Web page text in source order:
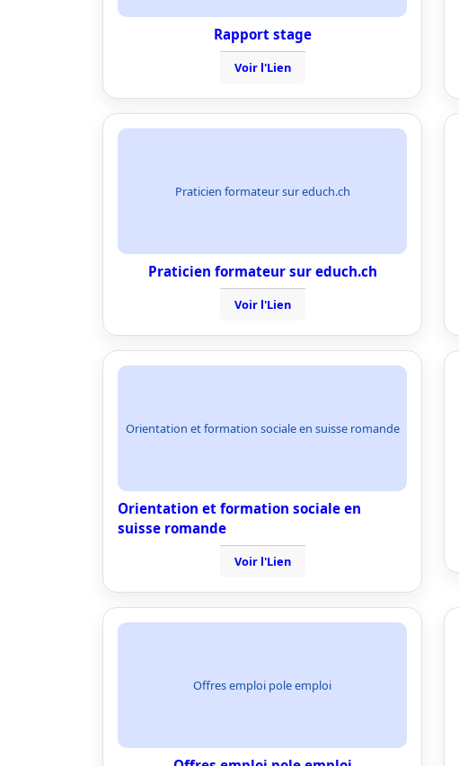
Rapport stage
Voir l'Lien
Praticien formateur sur educh.ch
Praticien formateur sur educh.ch
Voir l'Lien
Orientation et formation sociale en suisse romande
Orientation et formation sociale en
suisse romande
Voir l'Lien
Offres emploi pole emploi